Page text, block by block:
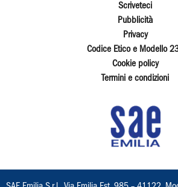
Scriveteci
Pubblicità
Privacy
Codice Etico e Modello
Cookie policy
Termini e condizioni